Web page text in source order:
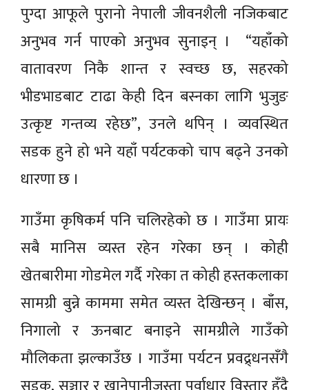
पुग्दा आफूले पुरानो नेपाली जीवनशैली नजिकबाट
अनुभव गर्न पाएको अनुभव सुनाइन् । “यहाँको
वातावरण निकै शान्त र स्वच्छ छ, सहरको
भीडभाडबाट टाढा केही दिन बस्नका लागि भुजुङ
उत्कृष्ट गन्तव्य रहेछ”, उनले थपिन् । व्यवस्थित
सडक हुने हो भने यहाँ पर्यटकको चाप बढ्ने उनको
धारणा छ ।
गाउँमा कृषिकर्म पनि चलिरहेको छ । गाउँमा प्रायः
सबै मानिस व्यस्त रहेन गरेका छन् । कोही
खेतबारीमा गोडमेल गर्दै गरेका त कोही हस्तकलाका
सामग्री बुन्ने काममा समेत व्यस्त देखिन्छन् । बाँस,
निगालो र ऊनबाट बनाइने सामग्रीले गाउँको
मौलिकता झल्काउँछ । गाउँमा पर्यटन प्रवद्र्धनसँगै